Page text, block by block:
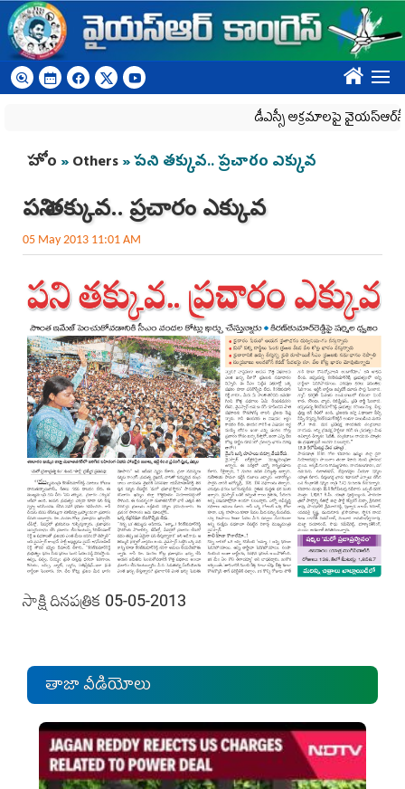
Skip to main content
????
డీఎస్సీ అక్రమాలపై వైయ‌స్ఆర్‌సీపీ
You are here
హోం »Others» పని తక్కువ.. ప్రచారం ఎక్కువ
పని తక్కువ.. ప్రచారం ఎక్కువ
05 May 2013 11:01 AM
సాక్షి దినపత్రిక 05-05-2013
తాజా వీడియోలు